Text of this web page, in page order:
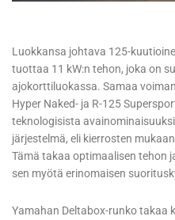
Luokkansa johtava 125-
tuottaa 11 kW:n tehon, joka on
ajokorttiluokassa. Samaa
Hyper Naked- ja R-125
teknologisista
järjestelmä, eli kierrosten
Tämä takaa optimaalisen tehon
sen myötä erinomaisen
Yamahan Deltabox-runko takaa